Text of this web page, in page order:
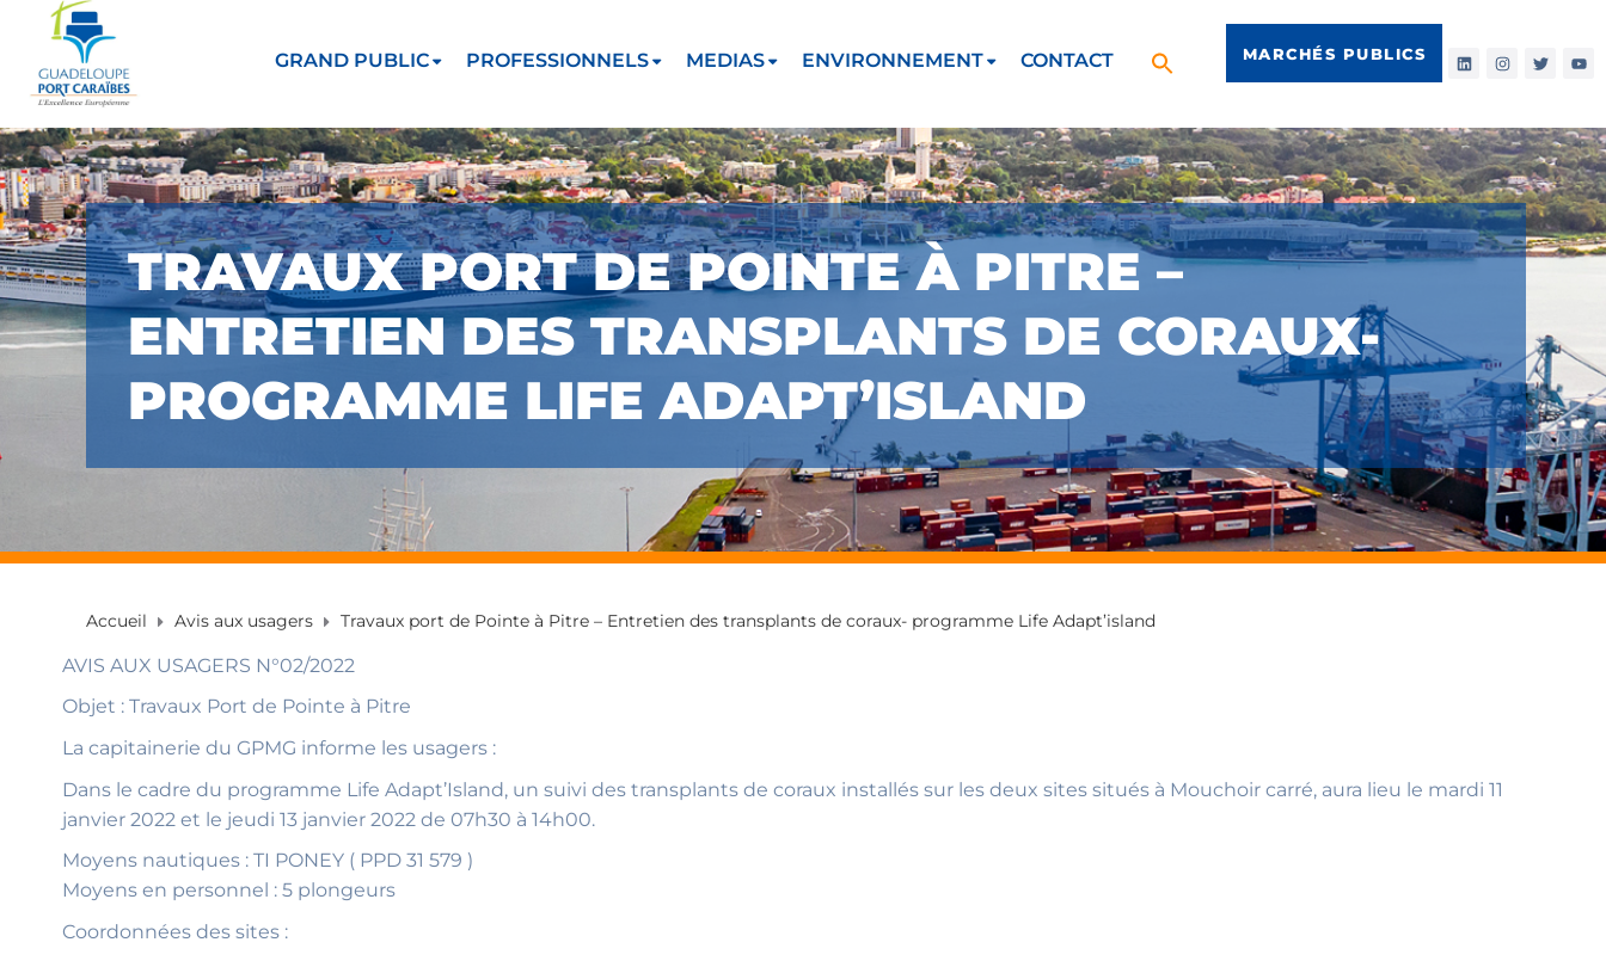
GRAND PUBLIC PROFESSIONNELS MEDIAS ENVIRONNEMENT CONTACT MARCHÉS PUBLICS
TRAVAUX PORT DE POINTE À PITRE –
ENTRETIEN DES TRANSPLANTS DE CORAUX-
PROGRAMME LIFE ADAPT’ISLAND
Accueil Avis aux usagers Travaux port de Pointe à Pitre – Entretien des transplants de coraux- programme Life Adapt’island
AVIS AUX USAGERS N°02/2022
Objet : Travaux Port de Pointe à Pitre
La capitainerie du GPMG informe les usagers :
Dans le cadre du programme Life Adapt’Island, un suivi des transplants de coraux installés sur les deux sites situés à Mouchoir carré, aura lieu le mardi 11
janvier 2022 et le jeudi 13 janvier 2022 de 07h30 à 14h00.
Moyens nautiques : TI PONEY ( PPD 31 579 )
Moyens en personnel : 5 plongeurs
Coordonnées des sites :